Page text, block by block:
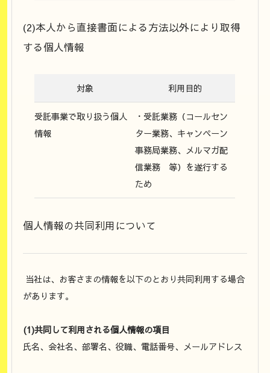
(2)本人から直接書面による方法以外により取得
する個人情報
対象 利用目的
受託事業で取り扱う個人
情報
・受託業務（コールセン
ター業務、キャンペーン
事務局業務、メルマガ配
信業務 等）を遂行する
ため
個人情報の共同利用について
当社は、お客さまの情報を以下のとおり共同利用する場合
があります。
(1)共同して利用される個人情報の項目
氏名、会社名、部署名、役職、電話番号、メールアドレス